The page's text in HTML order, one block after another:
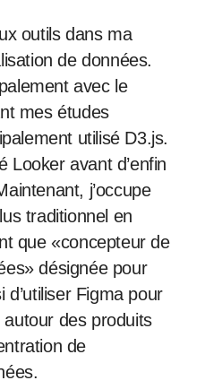
outils dans ma
de données.
avec le
mes études
utilisé D3.js.
Looker avant d’enfin
j’occupe
traditionnel en
que «concepteur de
désignée pour
d’utiliser Figma pour
des produits
de